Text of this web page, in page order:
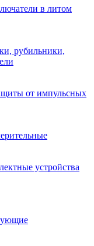
в литом
рубильники,
от импульсных
устройства